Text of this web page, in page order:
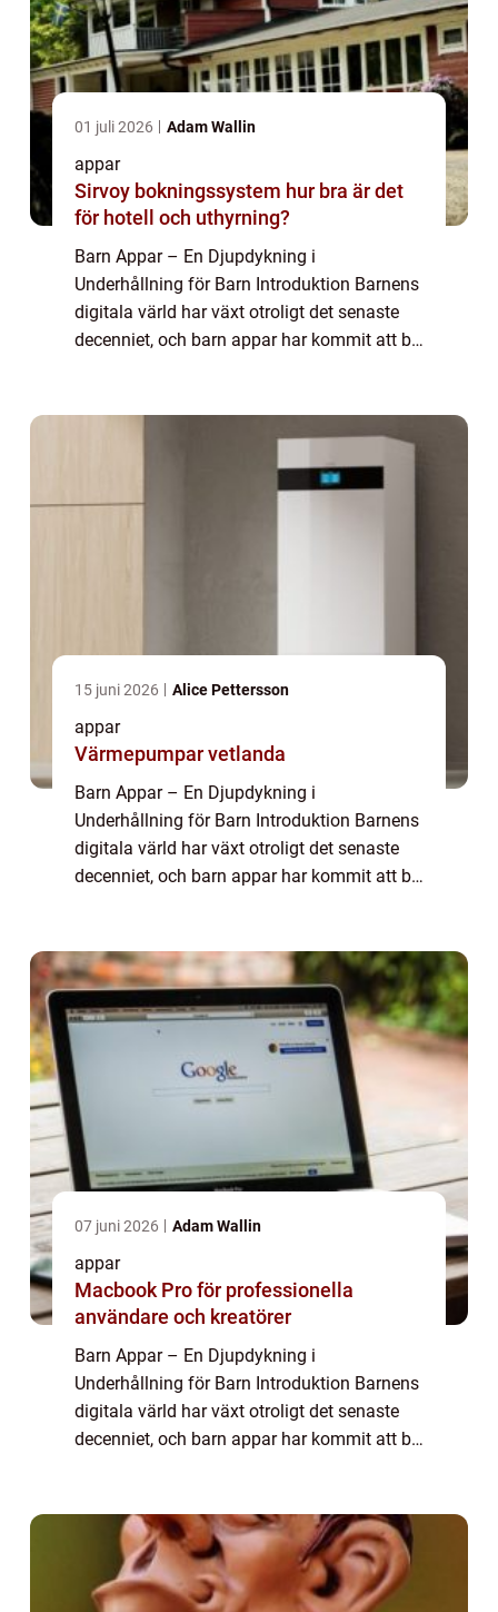
01 juli 2026 Adam Wallin
appar
Sirvoy bokningssystem hur bra är det
för hotell och uthyrning?
Barn Appar – En Djupdykning i
Underhållning för Barn Introduktion Barnens
digitala värld har växt otroligt det senaste
decenniet, och barn appar har kommit att bli
15 juni 2026 Alice Pettersson
appar
Värmepumpar vetlanda
Barn Appar – En Djupdykning i
Underhållning för Barn Introduktion Barnens
digitala värld har växt otroligt det senaste
decenniet, och barn appar har kommit att bli
07 juni 2026 Adam Wallin
appar
Macbook Pro för professionella
användare och kreatörer
Barn Appar – En Djupdykning i
Underhållning för Barn Introduktion Barnens
digitala värld har växt otroligt det senaste
decenniet, och barn appar har kommit att bli